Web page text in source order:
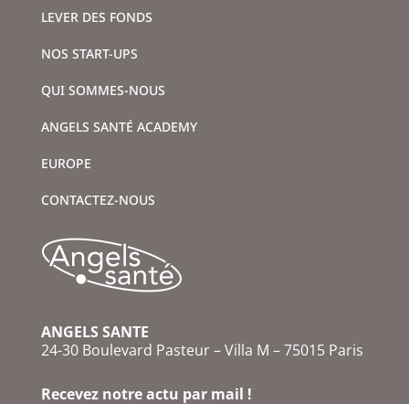
LEVER DES FONDS
NOS START-UPS
QUI SOMMES-NOUS
ANGELS SANTÉ ACADEMY
EUROPE
CONTACTEZ-NOUS
ANGELS SANTE
24-30 Boulevard Pasteur – Villa M – 75015 Paris
Recevez notre actu par mail !